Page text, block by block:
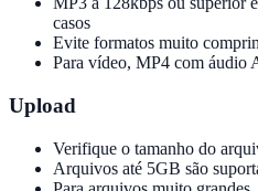
casos
Evite formatos muito
Para vídeo, MP4 com áudio
Upload
Verifique o tamanho do
Arquivos até 5GB são